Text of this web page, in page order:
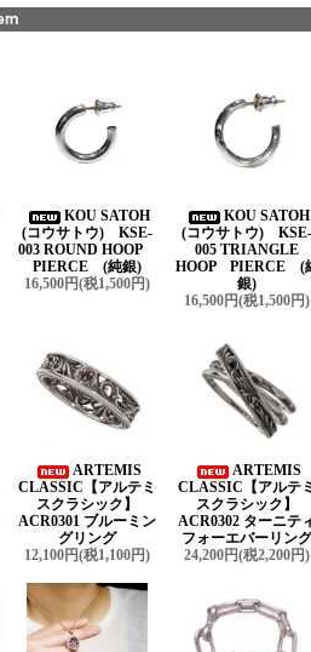
KOU SATOH
(コウサトウ) KSE-
003 ROUND HOOP
PIERCE (純銀)
16,500円(税1,500円)
KOU SATOH
(コウサトウ) KSE-
005 TRIANGLE
HOOP PIERCE (
銀)
16,500円(税1,500円)
ARTEMIS
CLASSIC【アルテミ
スクラシック】
ACR0301 ブルーミン
グリング
12,100円(税1,100円)
ARTEMIS
CLASSIC【アルテミ
スクラシック】
ACR0302 ターニテ
フォーエバーリング
24,200円(税2,200円)